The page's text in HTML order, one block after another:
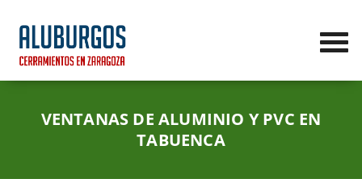
VENTANAS DE ALUMINIO Y PVC EN
TABUENCA